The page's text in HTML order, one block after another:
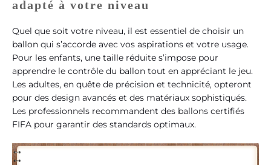
adapté à votre niveau
Quel que soit votre niveau, il est essentiel de choisir un
ballon qui s’accorde avec vos aspirations et votre usage.
Pour les enfants, une taille réduite s’impose pour
apprendre le contrôle du ballon tout en appréciant le jeu.
Les adultes, en quête de précision et technicité, opteront
pour des design avancés et des matériaux sophistiqués.
Les professionnels recommandent des ballons certifiés
FIFA pour garantir des standards optimaux.